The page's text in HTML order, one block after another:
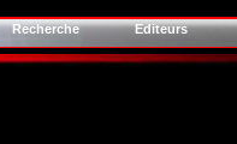
Recherche Editeurs